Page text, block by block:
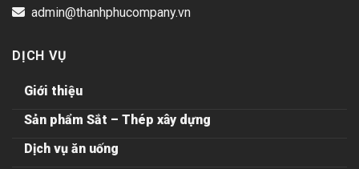
admin@thanhphucompany.vn
DỊCH VỤ
Giới thiệu
Sản phẩm Sắt – Thép xây dựng
Dịch vụ ăn uống